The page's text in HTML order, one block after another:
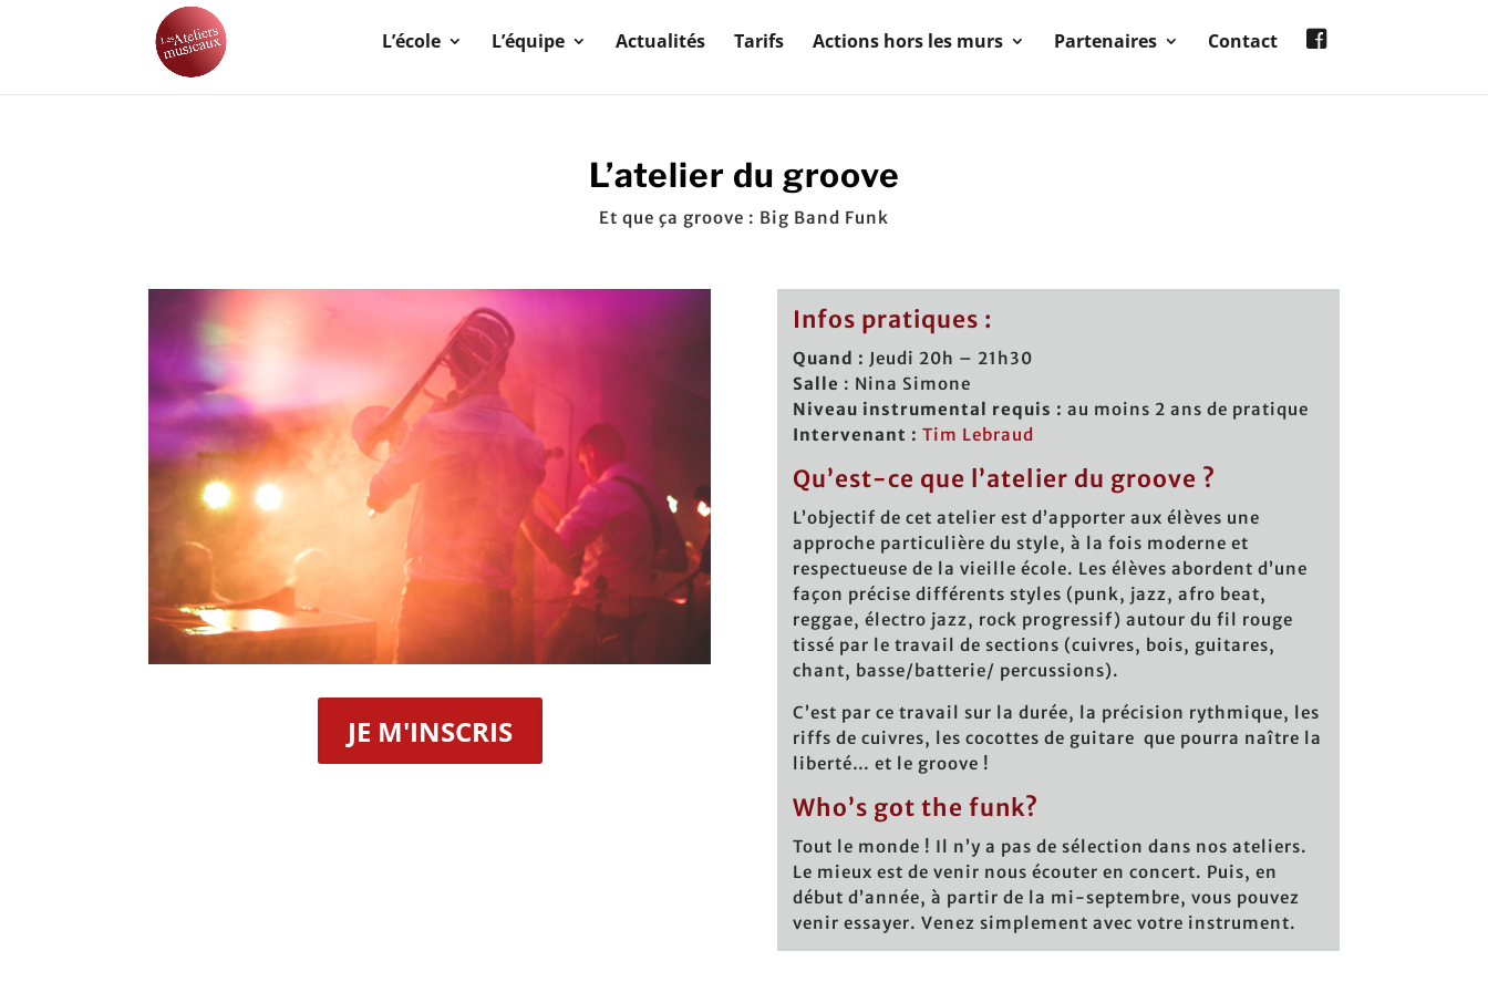
L’école L’équipe Actualités Tarifs Actions hors les murs Partenaires Contact
L’atelier du groove
Et que ça groove : Big Band Funk
JE M'INSCRIS
Infos pratiques :
Quand : Jeudi 20h – 21h30
Salle : Nina Simone
Niveau instrumental requis : au moins 2 ans de pratique
Intervenant : Tim Lebraud
Qu’est-ce que l’atelier du groove ?
L’objectif de cet atelier est d’apporter aux élèves une
approche particulière du style, à la fois moderne et
respectueuse de la vieille école. Les élèves abordent d’une
façon précise différents styles (punk, jazz, afro beat,
reggae, électro jazz, rock progressif) autour du fil rouge
tissé par le travail de sections (cuivres, bois, guitares,
chant, basse/batterie/ percussions).
C’est par ce travail sur la durée, la précision rythmique, les
riffs de cuivres, les cocottes de guitare que pourra naître la
liberté… et le groove !
Who’s got the funk?
Tout le monde ! Il n’y a pas de sélection dans nos ateliers.
Le mieux est de venir nous écouter en concert. Puis, en
début d’année, à partir de la mi-septembre, vous pouvez
venir essayer. Venez simplement avec votre instrument.